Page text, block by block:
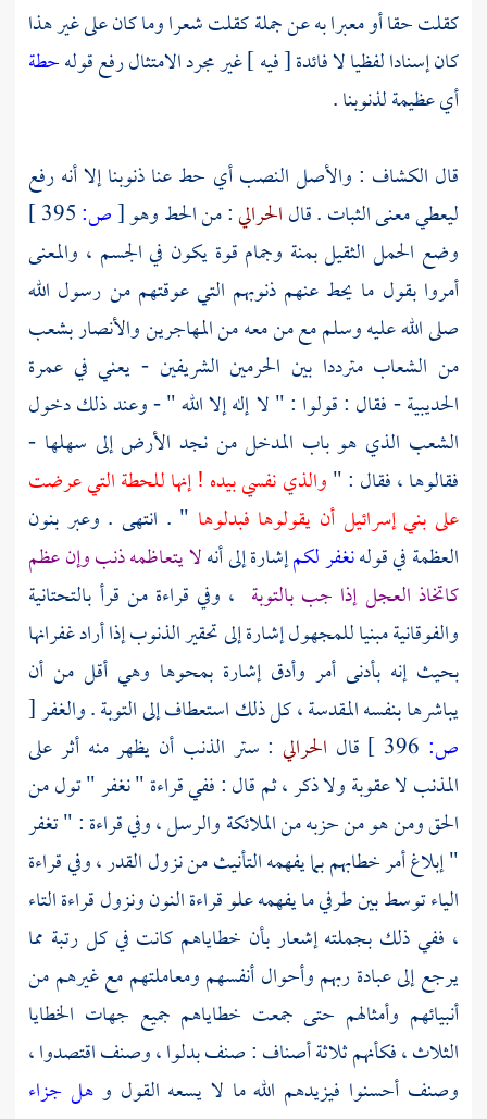
كقلت حقا أو معبرا به عن جملة كقلت شعرا وما كان على غير هذا
كان إسنادا لفظيا لا فائدة [ فيه ] غير مجرد الامتثال رفع قولهحطة
أي عظيمة لذنوبنا .
قال الكشاف : والأصل النصب أي حط عنا ذنوبنا إلا أنه رفع
ليعطي معنى الثبات . قالالحرالي: من الحط وهو[ص:
وضع الحمل الثقيل بمنة وجمام قوة يكون في الجسم ، والمعنى
أمروا بقول ما يحط عنهم ذنوبهم التي عوقتهم من رسول الله
صلى الله عليه وسلم مع من معه منالمهاجرينوالأنصاربشعب
من الشعاب مترددا بين الحرمين الشريفين - يعني في عمرة
الحديبية- فقال : قولوا : " لا إله إلا الله " - وعند ذلك دخول
الشعب الذي هو باب المدخل من نجد الأرض إلى سهلها -
فقالوها ، فقال : "والذي نفسي بيده ! إنها للحطة التي عرضت
على بني إسرائيل أن يقولوها فبدلوها " . انتهى . وعبر بنون
العظمة في قولهنغفر لكمإشارة إلى أنهلا يتعاظمه ذنب وإن عظم
كاتخاذ العجل إذا جب بالتوبة ، وفي قراءة من قرأ بالتحتانية
والفوقانية مبنيا للمجهول إشارة إلى تحقير الذنوب إذا أراد غفرانها
بحيث إنه بأدنى أمر وأدق إشارة بمحوها وهي أقل من أن
يباشرها بنفسه المقدسة ، كل ذلك استعطاف إلى التوبة . والغفر[
ص:
قال الحرالي : ستر الذنب أن يظهر منه أثر على
المذنب لا عقوبة ولا ذكر ، ثم قال : ففي قراءة " نغفر " تول من
الحق ومن هو من حزبه من الملائكة والرسل ، وفي قراءة : " تغفر
" إبلاغ أمر خطابهم بما يفهمه التأنيث من نزول القدر ، وفي قراءة
الياء توسط بين طرفي ما يفهمه علو قراءة النون ونزول قراءة التاء
، ففي ذلك بجملته إشعار بأن خطاياهم كانت في كل رتبة مما
يرجع إلى عبادة ربهم وأحوال أنفسهم ومعاملتهم مع غيرهم من
أنبيائهم وأمثالهم حتى جمعت خطاياهم جميع جهات الخطايا
الثلاث ، فكأنهم ثلاثة أصناف : صنف بدلوا ، وصنف اقتصدوا ،
وصنف أحسنوا فيزيدهم الله ما لا يسعه القول و هل جزاء